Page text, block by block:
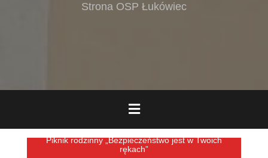
Strona OSP Łukówiec
Piknik rodzinny „Bezpieczeństwo jest w Twoich
rękach”